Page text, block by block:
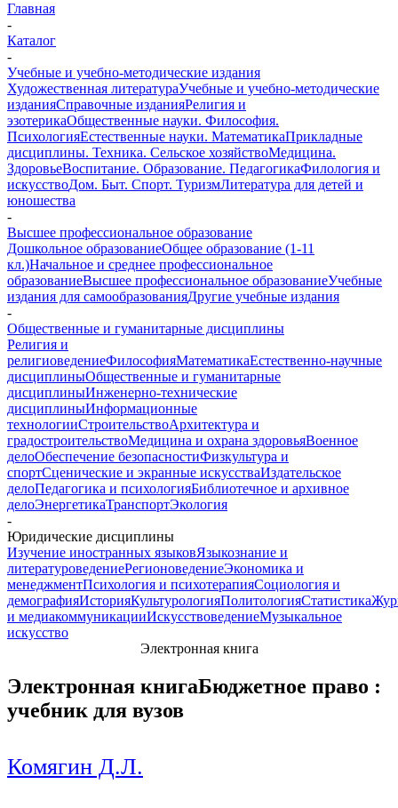
Главная
-
Каталог
-
Учебные и учебно-методические издания
Художественная литератураУчебные и учебно-методические
изданияСправочные изданияРелигия и
эзотерикаОбщественные науки. Философия.
ПсихологияЕстественные науки. МатематикаПрикладные
дисциплины. Техника. Сельское хозяйствоМедицина.
ЗдоровьеВоспитание. Образование. ПедагогикаФилология и
искусствоДом. Быт. Спорт. ТуризмЛитература для детей и
юношества
-
Высшее профессиональное образование
Дошкольное образованиеОбщее образование (1-11
кл.)Начальное и среднее профессиональное
образованиеВысшее профессиональное образованиеУчебные
издания для самообразованияДругие учебные издания
-
Общественные и гуманитарные дисциплины
Религия и
религиоведениеФилософияМатематикаЕстественно-научные
дисциплиныОбщественные и гуманитарные
дисциплиныИнженерно-технические
дисциплиныИнформационные
технологииСтроительствоАрхитектура и
градостроительствоМедицина и охрана здоровьяВоенное
делоОбеспечение безопасностиФизкультура и
спортСценические и экранные искусстваИздательское
делоПедагогика и психологияБиблиотечное и архивное
делоЭнергетикаТранспортЭкология
-
Юридические дисциплины
Изучение иностранных языковЯзыкознание и
литературоведениеРегионоведениеЭкономика и
менеджментПсихология и психотерапияСоциология и
демографияИсторияКультурологияПолитологияСтатистика
и медиакоммуникацииИскусствоведениеМузыкальное
искусство
Электронная книга
Электронная книгаБюджетное право :
учебник для вузов
Комягин Д.Л.